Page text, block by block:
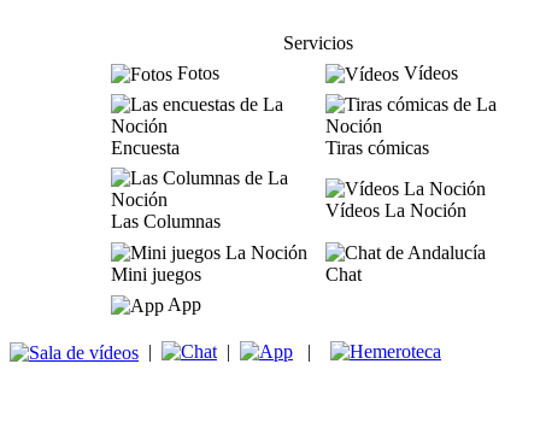
Servicios
Fotos
Vídeos
Encuesta Tiras cómicas
Las Columnas
Vídeos La Noción
Mini juegos
Chat
App
| | |